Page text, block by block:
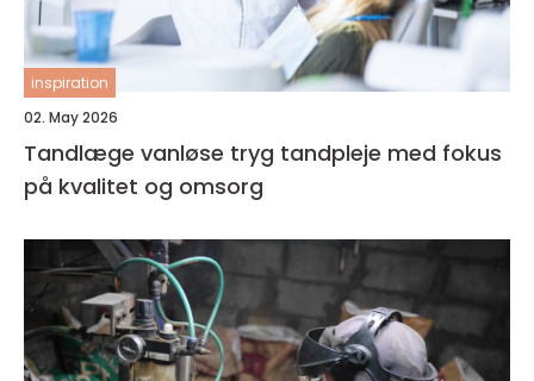
inspiration
02. May 2026
Tandlæge vanløse tryg tandpleje med fokus
på kvalitet og omsorg